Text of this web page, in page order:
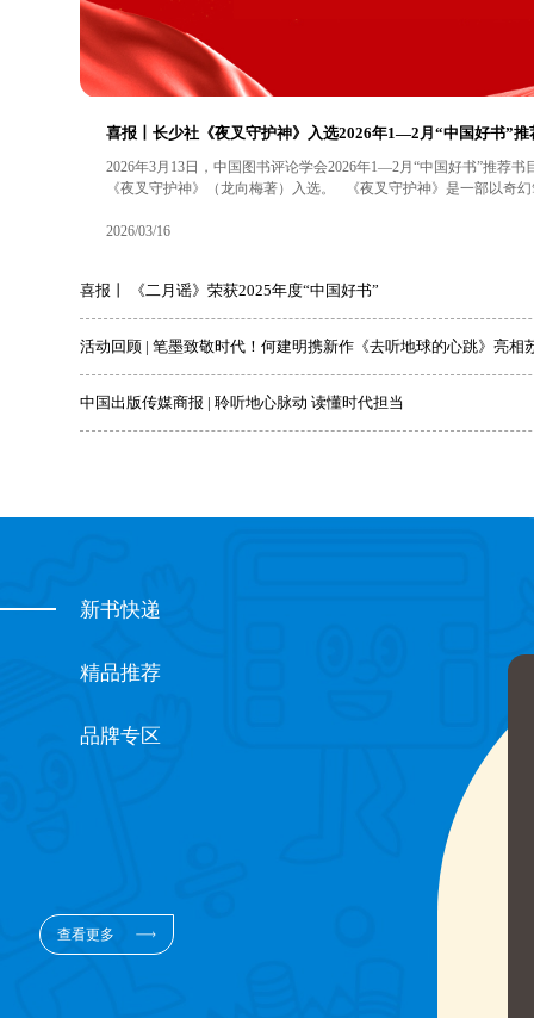
喜报丨 《二月谣》荣获2025年度“中国好书”
4月20日，在中宣部指导下，由中国图书评论学会组织评选的2025
出版社出版的长篇儿童小说《二月谣》（方冠晴著）荣膺殊荣。 ▲ 获奖证书 《二月谣》是一部以湖北黄梅
2026/04/21
喜报丨 《二月谣》荣获2025年度“中国好书”
活动回顾 | 笔墨致敬时代！何建明携新作《去听地球的心跳》亮相
中国出版传媒商报 | 聆听地心脉动 读懂时代担当
新书快递
精品推荐
品牌专区
查看更多